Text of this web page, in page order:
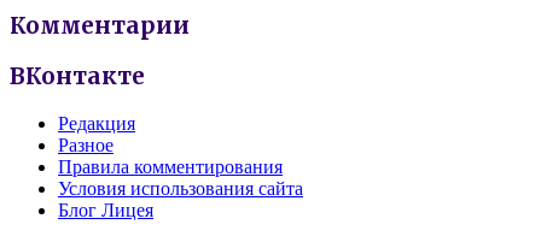
Комментарии
ВКонтакте
Редакция
Разное
Правила комментирования
Условия использования сайта
Блог Лицея